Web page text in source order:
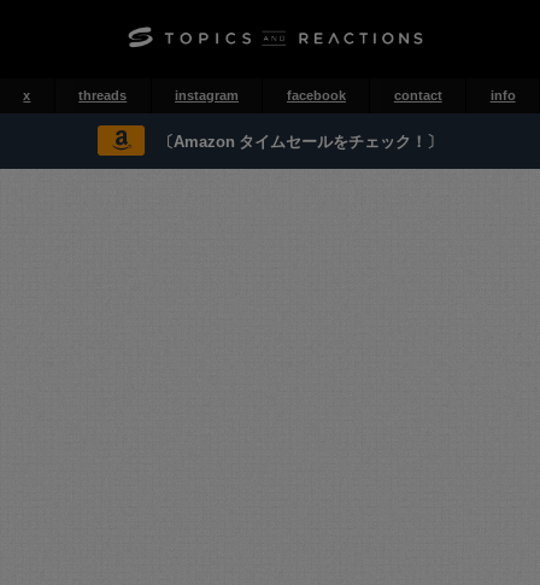
x threads instagram facebook contact info
〔Amazon タイムセールをチェック！〕